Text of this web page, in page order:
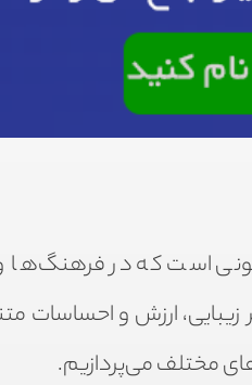
است که در فرهنگ‌ها
زیبایی، ارزش و احساسات
مختلف می‌پردازیم.